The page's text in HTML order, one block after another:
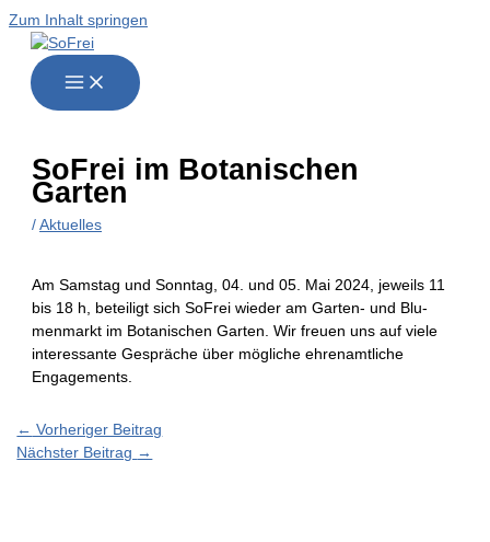
Zum Inhalt springen
SoFrei im Bota­ni­schen
Garten
/Aktuelles
Am Sams­tag und Sonn­tag, 04. und 05. Mai 2024, jeweils 11
bis 18 h, betei­ligt sich SoFrei wie­der am Gar­ten- und Blu­
men­markt im Bota­ni­schen Gar­ten. Wir freu­en uns auf vie­le
inter­es­san­te Gesprä­che über mög­li­che ehren­amt­li­che
Engagements.
← Vorheriger Beitrag
Nächster Beitrag →